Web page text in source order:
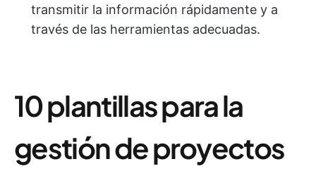
transmitir la información rápidamente y a
través de las herramientas adecuadas.
10 plantillas para la
gestión de proyectos